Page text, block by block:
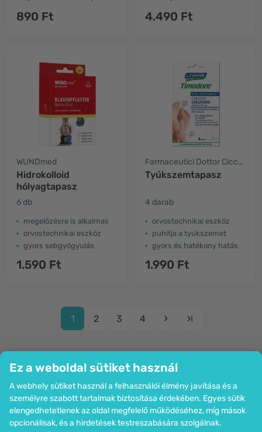
Ez a weboldal sütiket használ
A webhely sütiket használ a felhasználói élmény javítása és a
személyre szabott tartalmak biztosítása érdekében. Egyes sütik
elengedhetetlenek az oldal megfelelő működéséhez, míg mások
opcionálisak, és a hirdetések testreszabására szolgálnak.
890 Ft 4.490 Ft
WUNDmed
Hidrokolloid
hólyagtapasz
6 db
megelőzésre is alkalmas
orvostechnikai eszköz
gyors sebgyógyulás
1.590 Ft
Farmaceutici Dottor Ciccarelli
Tyúkszemtapasz
4 darab
orvostechnikai eszköz
puhítja a tyúkszemet
gyors és hatékony hatás
1.990 Ft
1 2 3 4
Cég
Információk
Csatlakozzon hozzánk